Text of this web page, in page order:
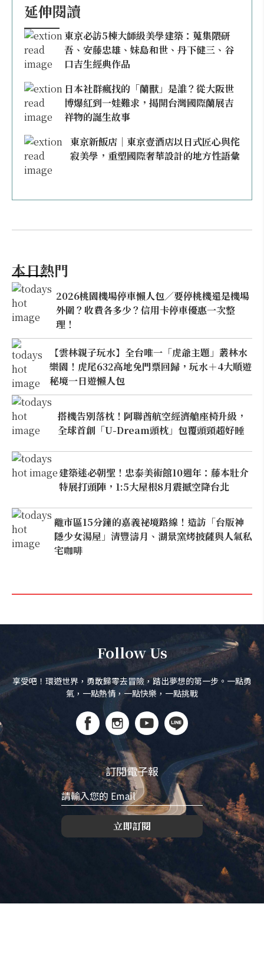
延伸閱讀
東京必訪5棟大師級美學建築：蒐集隈研
吾、安藤忠雄、妹島和世、丹下健三、谷
口吉生經典作品
日本社群瘋找的「蘭獸」是誰？從大阪世
博爆紅到一娃難求，揭開台灣國際蘭展吉
祥物的誕生故事
東京新飯店｜東京壹酒店以日式匠心與侘
寂美學，重塑國際奢華設計的地方性語彙
本日熱門
2026桃園機場停車懶人包／要停桃機還是機場
外圍？收費各多少？信用卡停車優惠一次整
理！
【雲林親子玩水】全台唯一「虎爺主題」叢林水
樂園！虎尾632高地免門票回歸，玩水＋4大順遊
秘境一日遊懶人包
搭機告別落枕！阿聯酋航空經濟艙座椅升級，
全球首創「U-Dream頭枕」包覆頭頸超好睡
建築迷必朝聖！忠泰美術館10週年：藤本壯介
特展打頭陣，1:5大屋根8月震撼空降台北
離市區15分鐘的嘉義祕境路線！造訪「台版神
隱少女湯屋」清豐濤月、湖景窯烤披薩與人氣私
宅咖啡
Follow Us
享受吧！環遊世界，勇敢歸零去冒險，踏出夢想的第一步。一點勇
氣，一點熱情，一點快樂，一點挑戰
訂閱電子報
立即訂閱